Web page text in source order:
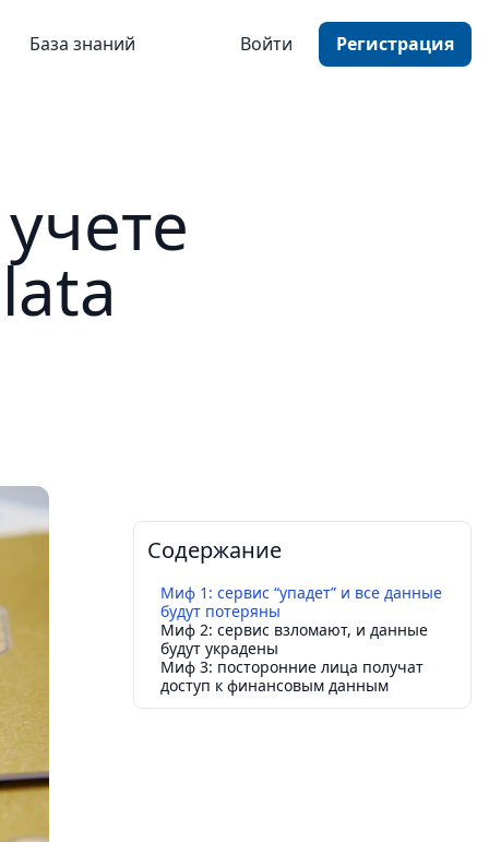
База знаний Войти Регистрация
Содержание
Миф 1: сервис “упадет” и все данные
будут потеряны
Миф 2: сервис взломают, и данные
будут украдены
Миф 3: посторонние лица получат
доступ к финансовым данным